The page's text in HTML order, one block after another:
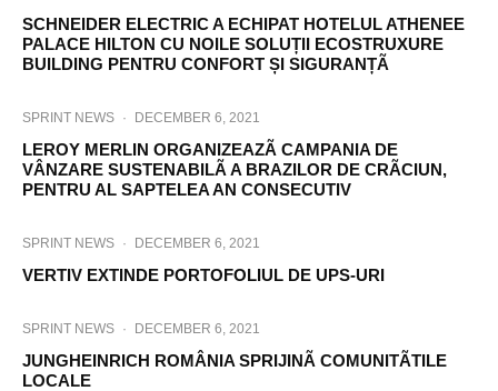
SCHNEIDER ELECTRIC A ECHIPAT HOTELUL ATHENEE
PALACE HILTON CU NOILE SOLUȚII ECOSTRUXURE
BUILDING PENTRU CONFORT ȘI SIGURANȚÃ
SPRINT NEWS · DECEMBER 6, 2021
LEROY MERLIN ORGANIZEAZÃ CAMPANIA DE
VÂNZARE SUSTENABILÃ A BRAZILOR DE CRÃCIUN,
PENTRU AL SAPTELEA AN CONSECUTIV
SPRINT NEWS · DECEMBER 6, 2021
VERTIV EXTINDE PORTOFOLIUL DE UPS-URI
SPRINT NEWS · DECEMBER 6, 2021
JUNGHEINRICH ROMÂNIA SPRIJINÃ COMUNITÃTILE
LOCALE